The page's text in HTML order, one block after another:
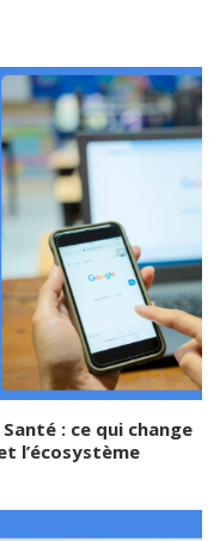
: ce qui change
l’écosystème